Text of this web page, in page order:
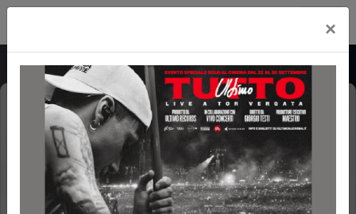
COME GOCCE D'ACQUA
POLTRONE LUX
×